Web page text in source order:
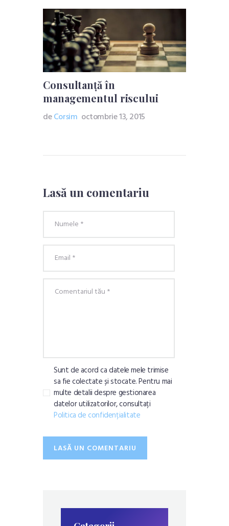
Consultanță în
managementul riscului
deCorsim octombrie 13, 2015
Lasă un comentariu
Sunt de acord ca datele mele trimise
sa fie colectate și stocate. Pentru mai
multe detalii despre gestionarea
datelor utilizatorilor, consultați
Politica de confidențialitate